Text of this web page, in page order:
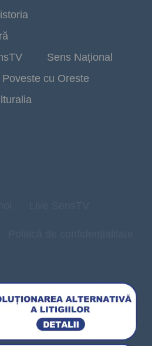
Sens Național
Poveste cu Oreste